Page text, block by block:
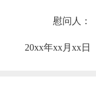
慰问人：
20xx年xx月xx日